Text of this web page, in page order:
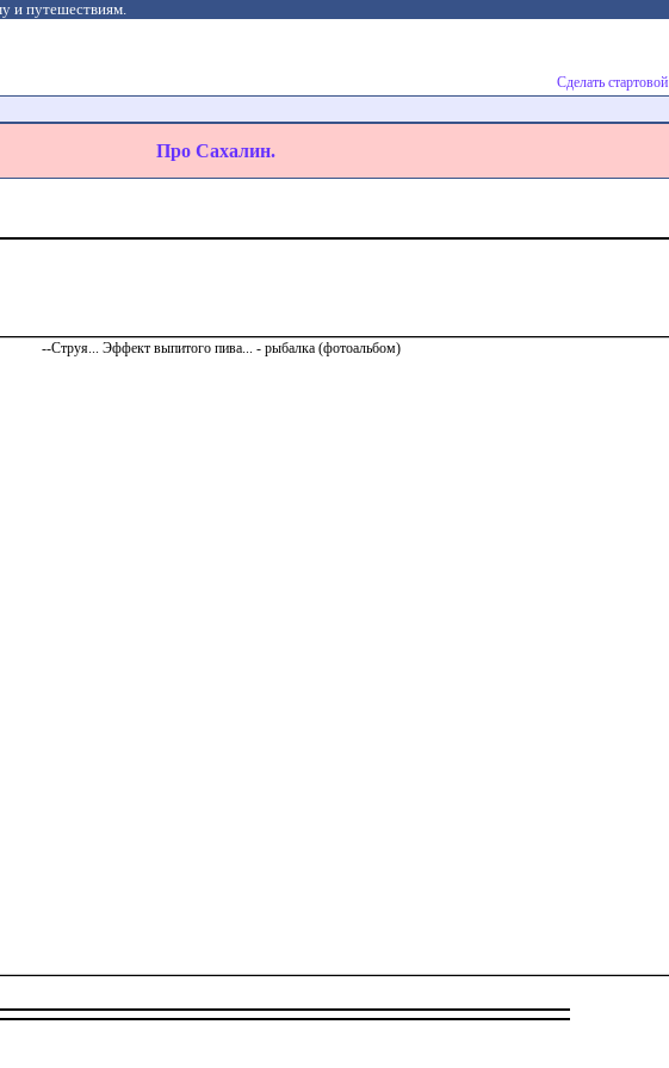
и путешествиям.
Сделать стартовой
Про Сахалин.